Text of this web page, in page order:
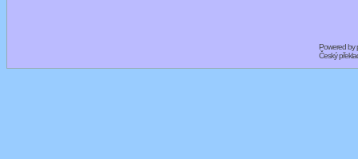
Powered by
Český